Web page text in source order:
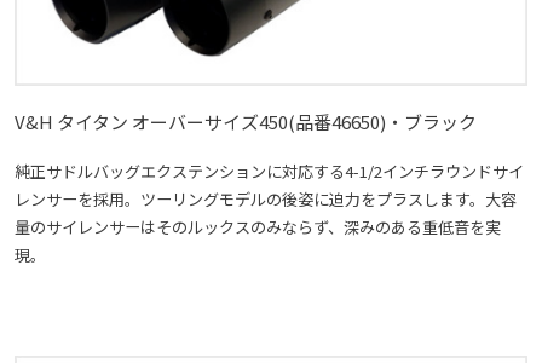
V&H タイタン オーバーサイズ450(品番46650)・ブラック
純正サドルバッグエクステンションに対応する4-1/2インチラウンドサイ
レンサーを採用。ツーリングモデルの後姿に迫力をプラスします。大容
量のサイレンサーはそのルックスのみならず、深みのある重低音を実
現。